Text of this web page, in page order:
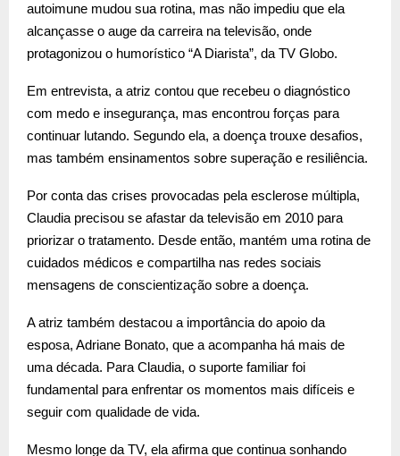
autoimune mudou sua rotina, mas não impediu que ela
alcançasse o auge da carreira na televisão, onde
protagonizou o humorístico “A Diarista”, da TV Globo.
Em entrevista, a atriz contou que recebeu o diagnóstico
com medo e insegurança, mas encontrou forças para
continuar lutando. Segundo ela, a doença trouxe desafios,
mas também ensinamentos sobre superação e resiliência.
Por conta das crises provocadas pela esclerose múltipla,
Claudia precisou se afastar da televisão em 2010 para
priorizar o tratamento. Desde então, mantém uma rotina de
cuidados médicos e compartilha nas redes sociais
mensagens de conscientização sobre a doença.
A atriz também destacou a importância do apoio da
esposa, Adriane Bonato, que a acompanha há mais de
uma década. Para Claudia, o suporte familiar foi
fundamental para enfrentar os momentos mais difíceis e
seguir com qualidade de vida.
Mesmo longe da TV, ela afirma que continua sonhando